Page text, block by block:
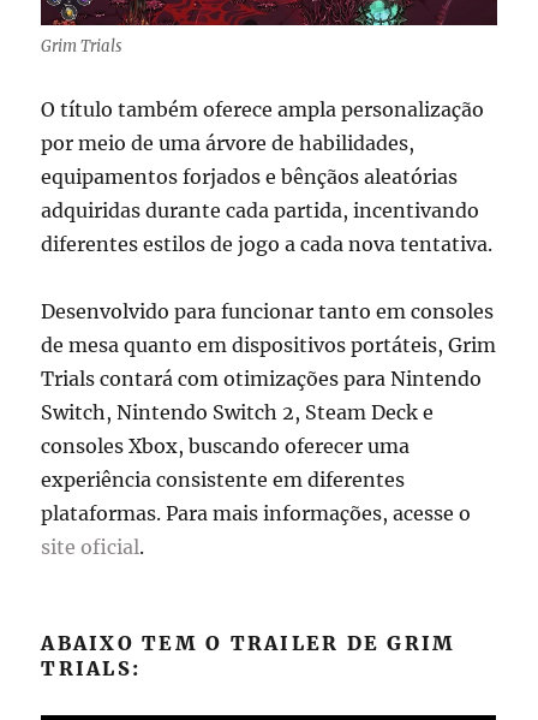
Grim Trials
O título também oferece ampla personalização
por meio de uma árvore de habilidades,
equipamentos forjados e bênçãos aleatórias
adquiridas durante cada partida, incentivando
diferentes estilos de jogo a cada nova tentativa.
Desenvolvido para funcionar tanto em consoles
de mesa quanto em dispositivos portáteis, Grim
Trials contará com otimizações para Nintendo
Switch, Nintendo Switch 2, Steam Deck e
consoles Xbox, buscando oferecer uma
experiência consistente em diferentes
plataformas. Para mais informações, acesse o
site oficial.
ABAIXO TEM O TRAILER DE GRIM
TRIALS: